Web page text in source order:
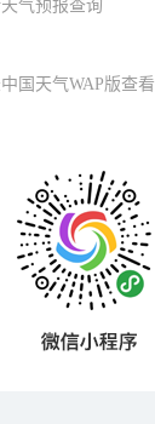
气预报查询
国天气WAP版查看